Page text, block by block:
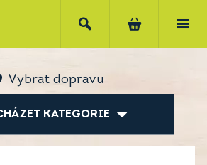
Vybrat dopravu
KATEGORIE